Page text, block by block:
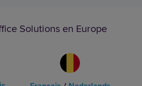
Solutions en Europe